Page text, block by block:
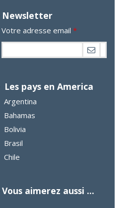
Newsletter
Votre adresse email*
Les pays en America
Argentina
Bahamas
Bolivia
Brasil
Chile
Vous aimerez aussi ...